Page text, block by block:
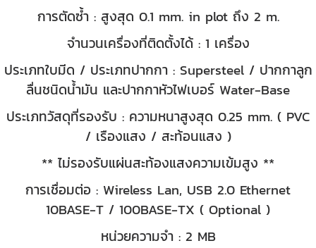
การตัดซ้ำ : สูงสุด 0.1 mm. in plot ถึง 2 m.
จำนวนเครื่องที่ติดตั้งได้ : 1 เครื่อง
ประเภทใบมีด / ประเภทปากกา : Supersteel / ปากกาลูก
ลื่นชนิดน้ำมัน และปากกาหัวไฟเบอร์ Water-Base
ประเภทวัสดุที่รองรับ : ความหนาสูงสุด 0.25 mm. ( PVC
/ เรืองแสง / สะท้อนแสง )
** ไม่รองรับแผ่นสะท้องแสงความเข้มสูง **
การเชื่อมต่อ : Wireless Lan, USB 2.0 Ethernet
10BASE-T / 100BASE-TX ( Optional )
หน่วยความจำ : 2 MB